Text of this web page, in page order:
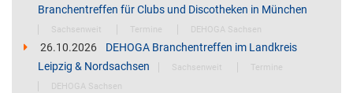
Branchentreffen für Clubs und Discotheken in München
Sachsenweit Termine DEHOGA Sachsen
26.10.2026
DEHOGA Branchentreffen im Landkreis
Leipzig & Nordsachsen
Sachsenweit
Termine
DEHOGA Sachsen